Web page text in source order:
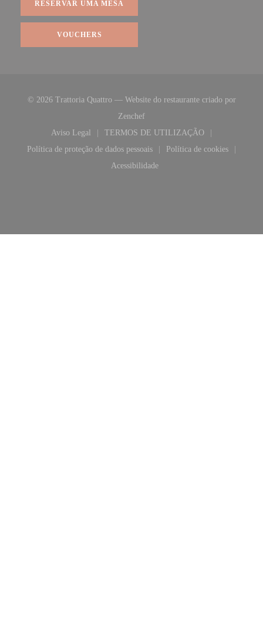
RESERVAR UMA MESA
VOUCHERS
© 2026 Trattoria Quattro — Website do restaurante criado por
Zenchef((abre numa nova janela))
Aviso Legal
((abre numa nova janela))
TERMOS DE UTILIZAÇÃO
((abre numa nova janela))
Política de proteção de dados pessoais
((abre numa nova janela))
Política de cookies
((abre numa
Acessibilidade